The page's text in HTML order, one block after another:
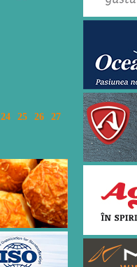
24 25 26
27